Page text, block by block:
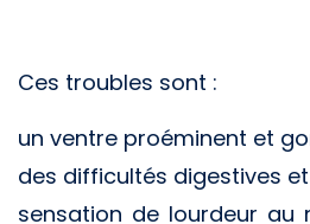
Ces troubles sont :
un ventre proéminent et
des difficultés digestives
sensation de lourdeur au